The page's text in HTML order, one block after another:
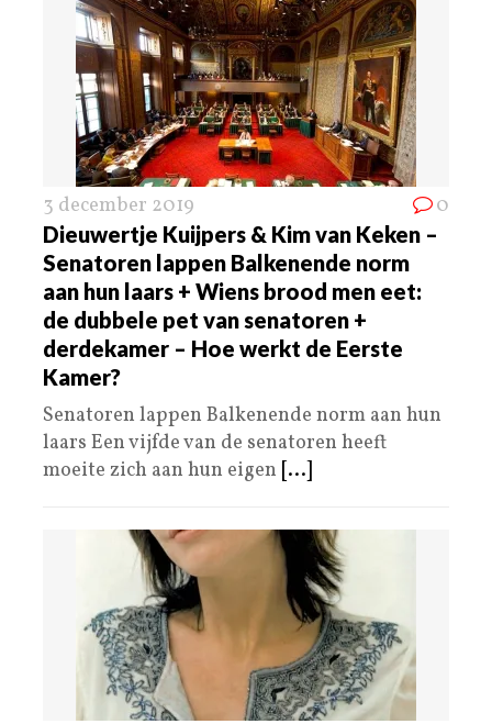
3 december 2019 0
Dieuwertje Kuijpers & Kim van Keken –
Senatoren lappen Balkenende norm
aan hun laars + Wiens brood men eet:
de dubbele pet van senatoren +
derdekamer – Hoe werkt de Eerste
Kamer?
Senatoren lappen Balkenende norm aan hun
laars Een vijfde van de senatoren heeft
moeite zich aan hun eigen [...]